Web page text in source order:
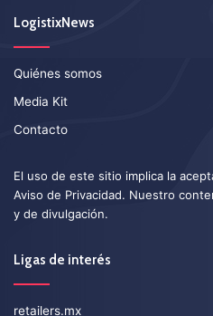
LogistixNews
Quiénes somos
Media Kit
Contacto
El uso de este sitio implica la
Aviso de Privacidad. Nuestro
y de divulgación.
Ligas de interés
retailers.mx